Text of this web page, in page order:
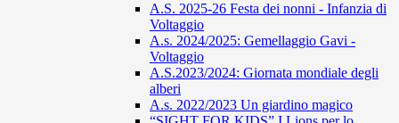
A.S. 2025-26 Festa dei nonni - Infanzia di
Voltaggio
A.s. 2024/2025: Gemellaggio Gavi -
Voltaggio
A.S.2023/2024: Giornata mondiale degli
alberi
A.s. 2022/2023 Un giardino magico